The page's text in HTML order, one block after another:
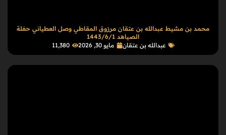
محمد بن مشيط عبدالله بن عتقان مرزوق المقاطي وصل العطياني حفلة
الصياهد 1443/6/1
عبدالله بن عتقان
مايو 30, 2026 11٬380